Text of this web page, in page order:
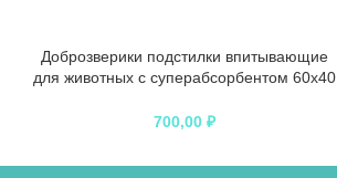
Доброзверики подстилки впитывающие
для животных с суперабсорбентом 60х40
700,00₽